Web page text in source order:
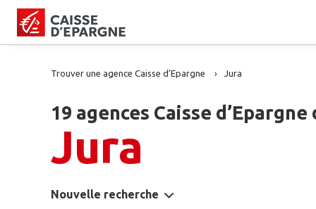
Trouver une agence Caisse d’Epargne Jura
19 agences Caisse d’Epargne
Jura
Nouvelle recherche